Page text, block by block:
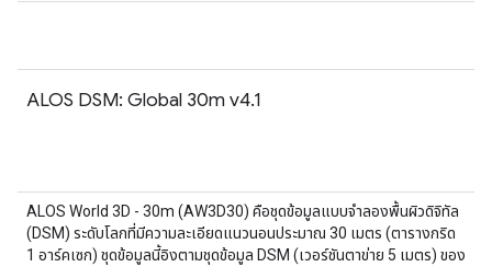
ALOS DSM: Global 30m v4.1
ALOS World 3D - 30m (AW3D30) คือชุดข้อมูลแบบจำลองพื้นผิวดิจิทัล
(DSM) ระดับโลกที่มีความละเอียดแนวนอนประมาณ 30 เมตร (ตารางกริด
1 อาร์คเซก) ชุดข้อมูลนี้อิงตามชุดข้อมูล DSM (เวอร์ชันตาข่าย 5 เมตร) ของ